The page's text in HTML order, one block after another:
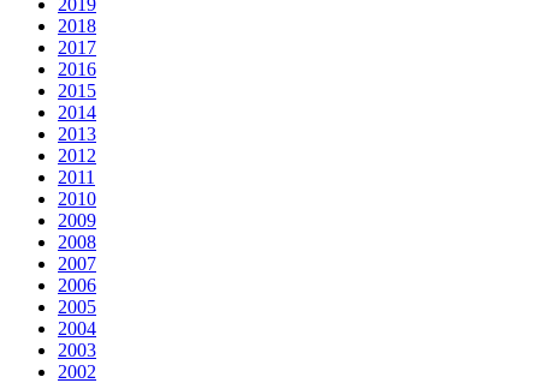
2018
2017
2016
2015
2014
2013
2012
2011
2010
2009
2008
2007
2006
2005
2004
2003
2002